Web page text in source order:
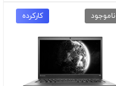
ناموجود کارکرده